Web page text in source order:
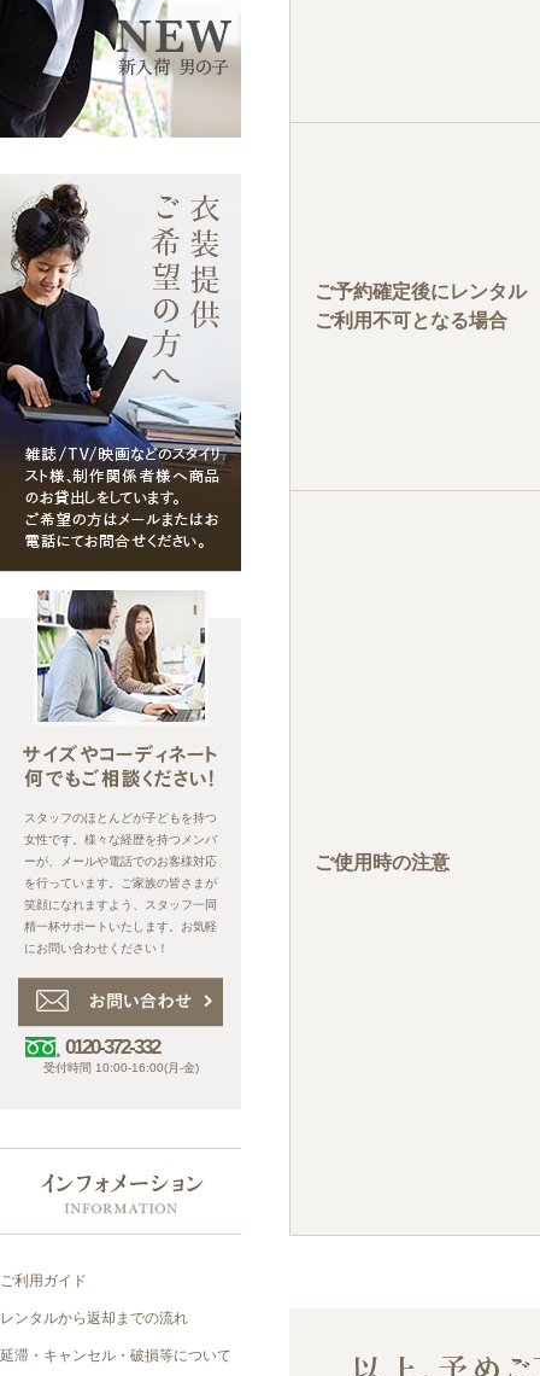
ご予約確定後にレンタル
ご利用不可となる場合
ご使用時の注意